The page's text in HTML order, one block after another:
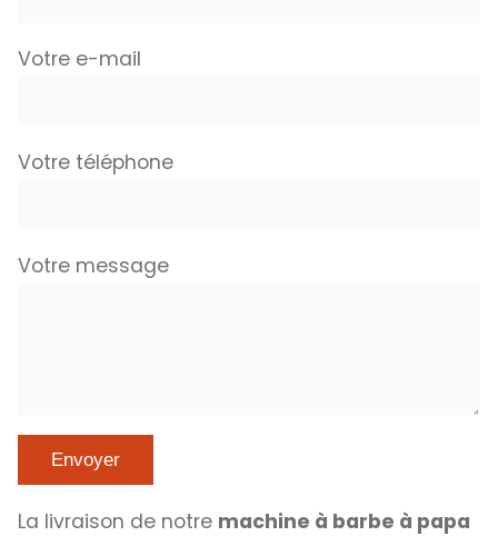
Votre e-mail
Votre téléphone
Votre message
La livraison de notre machine à barbe à papa